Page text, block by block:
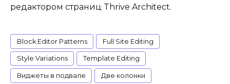
редактором страниц Thrive Architect.
Block Editor Patterns Full Site Editing
Style Variations Template Editing
Виджеты в подвале Две колонки